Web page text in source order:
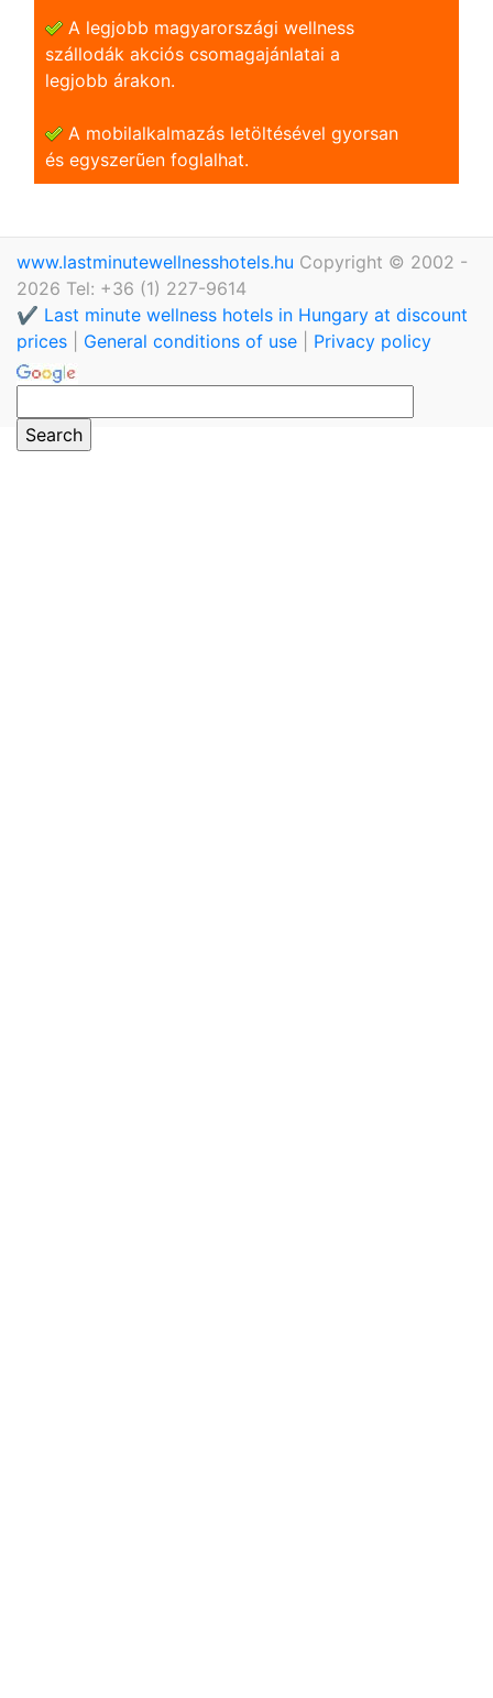
A legjobb magyarországi wellness
szállodák akciós csomagajánlatai a
legjobb árakon.
A mobilalkalmazás letöltésével gyorsan
és egyszerũen foglalhat.
www.lastminutewellnesshotels.hu Copyright © 2002 -
2026 Tel: +36 (1) 227-9614
✔️ Last minute wellness hotels in Hungary at discount
prices
General conditions of use Privacy policy